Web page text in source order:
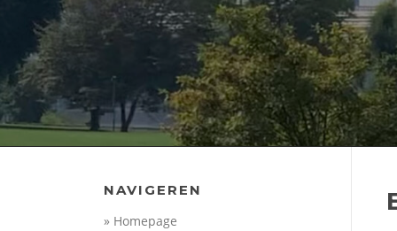
NAVIGEREN
» Homepage